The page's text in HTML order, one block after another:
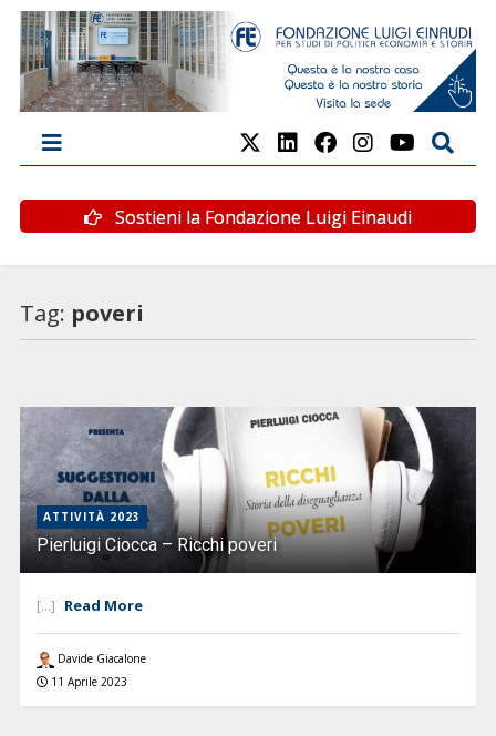
Sostieni la Fondazione Luigi Einaudi
Tag: poveri
ATTIVITÀ 2023
Pierluigi Ciocca – Ricchi poveri
[...] Read More
Davide Giacalone
11 Aprile 2023